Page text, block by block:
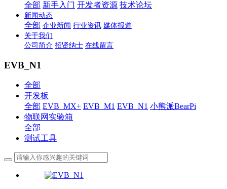
全部 新手入门 开发者资源 技术论坛
新闻动态
全部 企业新闻 行业资讯 媒体报道
关于我们
公司简介 招贤纳士 在线留言
EVB_N1
全部
开发板
全部 EVB_MX+ EVB_M1 EVB_N1 小熊派BearPi
物联网实验箱
全部
测试工具